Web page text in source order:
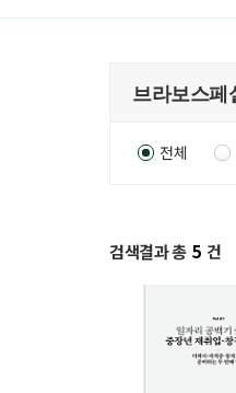
전체
검색결과 총 5 건